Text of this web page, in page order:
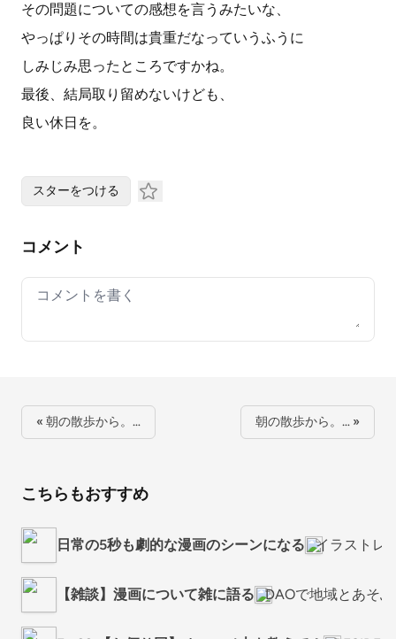
その問題についての感想を言うみたいな、
やっぱりその時間は貴重だなっていうふうに
しみじみ思ったところですかね。
最後、結局取り留めないけども、
良い休日を。
スターをつける
コメント
Your comment
« 朝の散歩から。… 朝の散歩から。… »
こちらもおすすめ
日常の5秒も劇的な漫画のシーンになる イラストレ
【雑談】漫画について雑に語る DAOで地域とあそ